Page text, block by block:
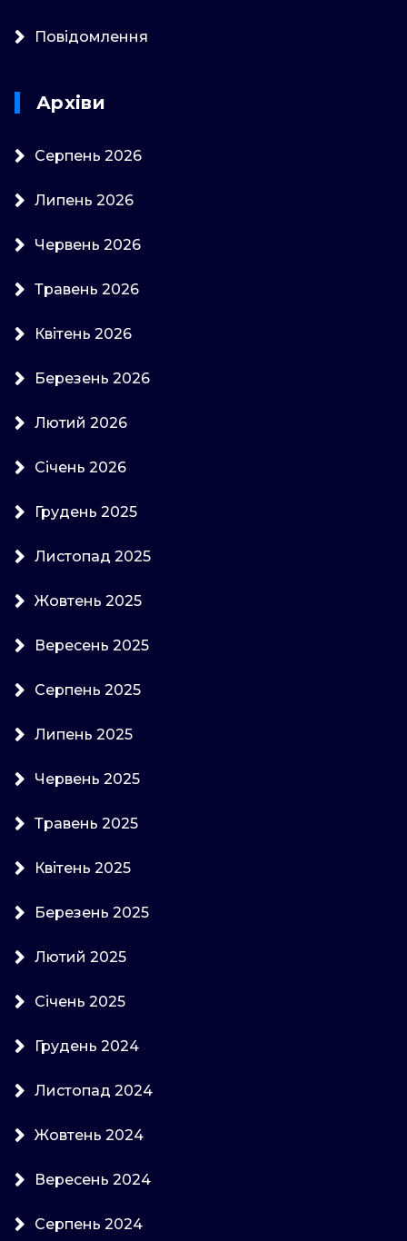
Повідомлення
Архіви
Серпень 2026
Липень 2026
Червень 2026
Травень 2026
Квітень 2026
Березень 2026
Лютий 2026
Січень 2026
Грудень 2025
Листопад 2025
Жовтень 2025
Вересень 2025
Серпень 2025
Липень 2025
Червень 2025
Травень 2025
Квітень 2025
Березень 2025
Лютий 2025
Січень 2025
Грудень 2024
Листопад 2024
Жовтень 2024
Вересень 2024
Серпень 2024